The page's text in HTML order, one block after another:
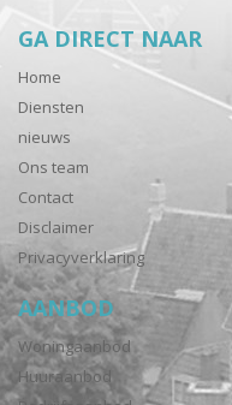
GA DIRECT NAAR
Home
Diensten
nieuws
Ons team
Contact
Disclaimer
Privacyverklaring
AANBOD
Woningaanbod
Huuraanbod